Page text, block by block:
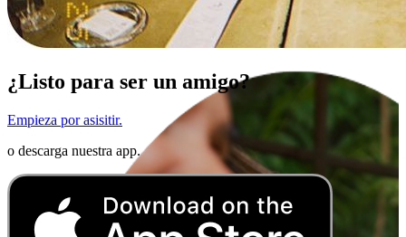
¿Listo para ser un amigo?
Empieza por asisitir.
o descarga nuestra app.